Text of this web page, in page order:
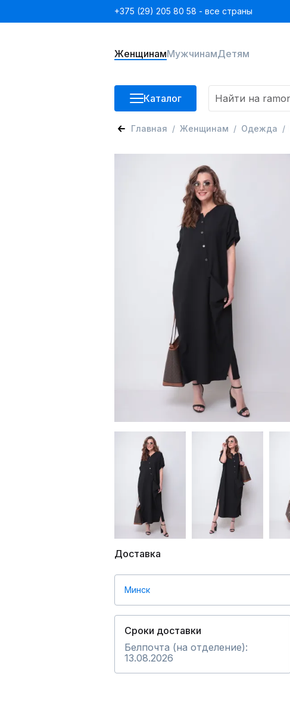
+375 (29) 205 80 58 - все страны
ЖенщинамМужчинамДетям
Каталог
Главная Женщинам Одежда
Доставка
Минск
Сроки доставки
Белпочта (на отделение):
13.08.2026